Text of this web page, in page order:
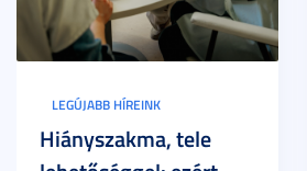
LEGÚJABB HÍREINK
Hiányszakma, tele